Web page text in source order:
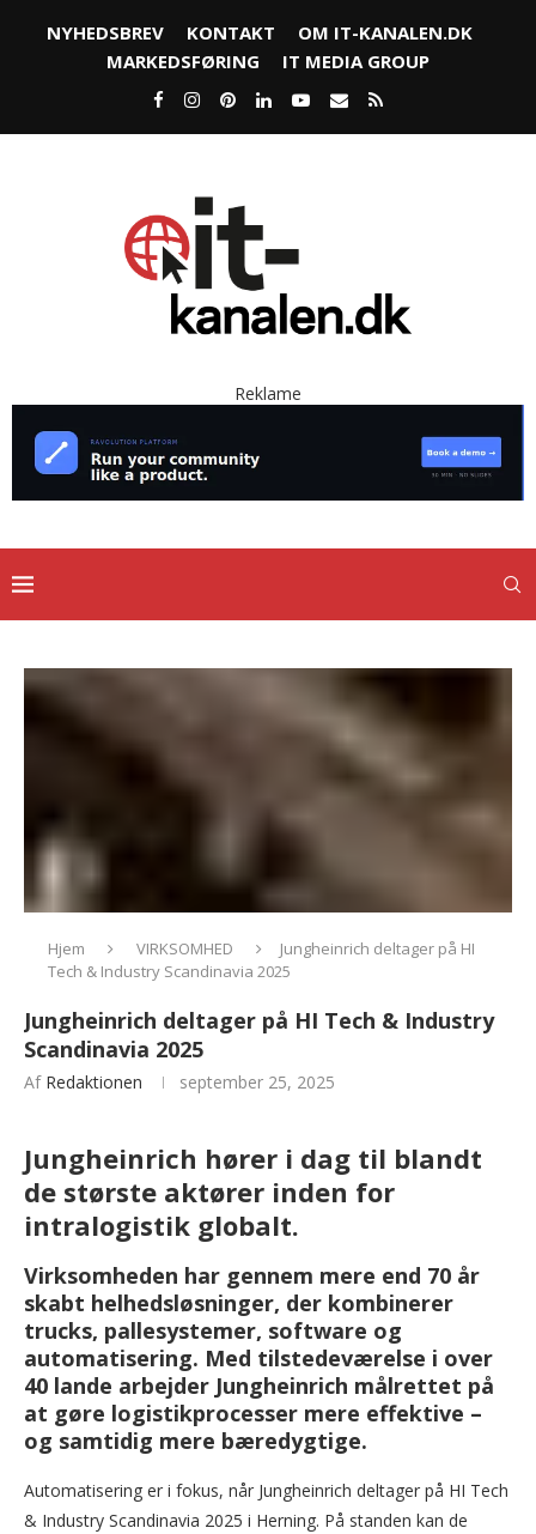
NYHEDSBREV KONTAKT
OM IT-KANALEN.DK
MARKEDSFØRING
IT MEDIA GROUP
Reklame
Hjem VIRKSOMHED
Jungheinrich deltager på HI
Tech & Industry Scandinavia 2025
Jungheinrich deltager på HI Tech & Industry
Scandinavia 2025
Af Redaktionen september 25, 2025
Jungheinrich hører i dag til blandt
de største aktører inden for
intralogistik globalt.
Virksomheden har gennem mere end 70 år
skabt helhedsløsninger, der kombinerer
trucks, pallesystemer, software og
automatisering. Med tilstedeværelse i over
40 lande arbejder Jungheinrich målrettet på
at gøre logistikprocesser mere effektive –
og samtidig mere bæredygtige.
Automatisering er i fokus, når Jungheinrich deltager på HI Tech
& Industry Scandinavia 2025 i Herning. På standen kan de